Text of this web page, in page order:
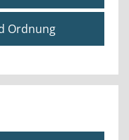
Ordnung